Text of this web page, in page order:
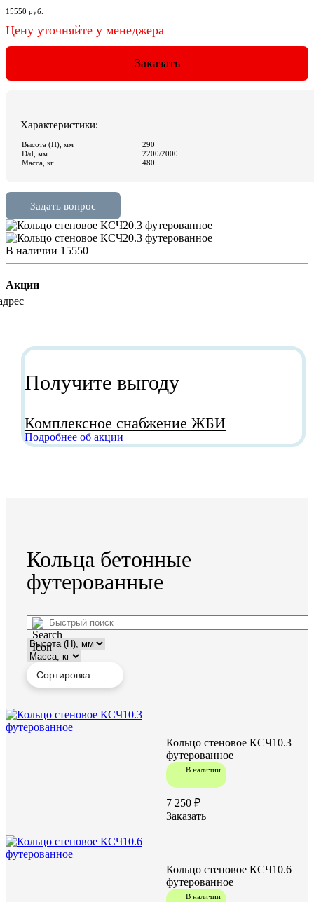
В наличии 15550
Акции
Получите выгоду
Комплексное снабжение ЖБИ
Подробнее об акции
Кольца бетонные
футерованные
В наличии
Кольцо стеновое КСЧ10.3
футерованное
7 250 ₽
Заказать
В наличии
Кольцо стеновое КСЧ10.6
футерованное